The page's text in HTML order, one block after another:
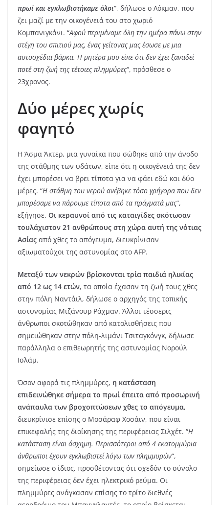
πρωί και εγκλωβιστήκαμε όλοι“, δήλωσε ο Λόκμαν, που
ζει μαζί με την οικογένειά του στο χωριό
Κομπανιγκάνι. “Αφού περιμέναμε όλη την ημέρα πάνω στην
στέγη του σπιτιού μας, ένας γείτονας μας έσωσε με μια
αυτοσχέδια βάρκα. Η μητέρα μου είπε ότι δεν έχει ξαναδεί
ποτέ στη ζωή της τέτοιες πλημμύρες“, πρόσθεσε ο
23χρονος.
Δύο μέρες χωρίς
φαγητό
Η Άσμα Άκτερ, μια γυναίκα που σώθηκε από την άνοδο
της στάθμης των υδάτων, είπε ότι η οικογένειά της δεν
έχει μπορέσει να βρει τίποτα για να φάει εδώ και δύο
μέρες. “Η στάθμη του νερού ανέβηκε τόσο γρήγορα που δεν
μπορέσαμε να πάρουμε τίποτα από τα πράγματά μας“,
εξήγησε. Οι κεραυνοί από τις καταιγίδες σκότωσαν
τουλάχιστον 21 ανθρώπους στη χώρα αυτή της νότιας
Ασίας από χθες το απόγευμα, διευκρίνισαν
αξιωματούχοι της αστυνομίας στο AFP.
Μεταξύ των νεκρών βρίσκονται τρία παιδιά ηλικίας
από 12 ως 14 ετών, τα οποία έχασαν τη ζωή τους χθες
στην πόλη Ναντάιλ, δήλωσε ο αρχηγός της τοπικής
αστυνομίας Μιζάνουρ Ράχμαν. Άλλοι τέσσερις
άνθρωποι σκοτώθηκαν από κατολισθήσεις που
σημειώθηκαν στην πόλη-λιμάνι Τσιταγκόνγκ, δήλωσε
παράλληλα ο επιθεωρητής της αστυνομίας Νορούλ
Ισλάμ.
Όσον αφορά τις πλημμύρες, η κατάσταση
επιδεινώθηκε σήμερα το πρωί έπειτα από προσωρινή
ανάπαυλα των βροχοπτώσεων χθες το απόγευμα,
διευκρίνισε επίσης ο Μοσάραφ Χοσάιν, που είναι
επικεφαλής της διοίκησης της περιφέρειας Σιλχέτ. “Η
κατάσταση είναι άσχημη. Περισσότεροι από 4 εκατομμύρια
άνθρωποι έχουν εγκλωβιστεί λόγω των πλημμυρών“,
σημείωσε ο ίδιος, προσθέτοντας ότι σχεδόν το σύνολο
της περιφέρειας δεν έχει ηλεκτρικό ρεύμα. Οι
πλημμύρες ανάγκασαν επίσης το τρίτο διεθνές